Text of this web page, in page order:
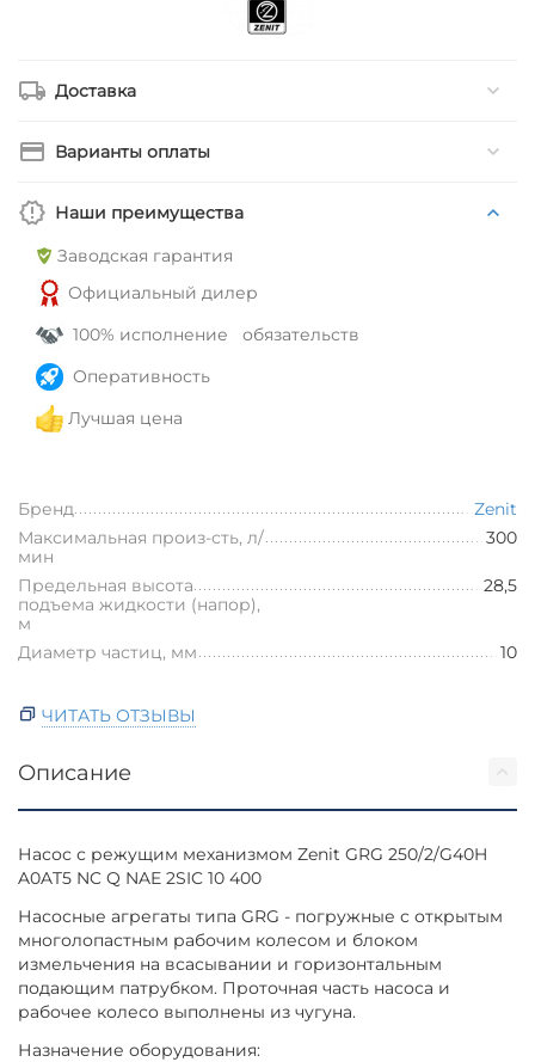
Доставка
Варианты оплаты
Наши преимущества
Заводская гарантия
Официальный дилер
100% исполнение обязательств
Оперативность
Лучшая цена
Бренд
Zenit
Максимальная произ-сть, л/
мин
300
Предельная высота
подъема жидкости (напор),
м
28,5
Диаметр частиц, мм 10
ЧИТАТЬ ОТЗЫВЫ
Описание
Насос с режущим механизмом Zenit GRG 250/2/G40H
A0AT5 NC Q NAE 2SIC 10 400
Насосные агрегаты типа GRG - погружные с открытым
многолопастным рабочим колесом и блоком
измельчения на всасывании и горизонтальным
подающим патрубком. Проточная часть насоса и
рабочее колесо выполнены из чугуна.
Назначение оборудования: